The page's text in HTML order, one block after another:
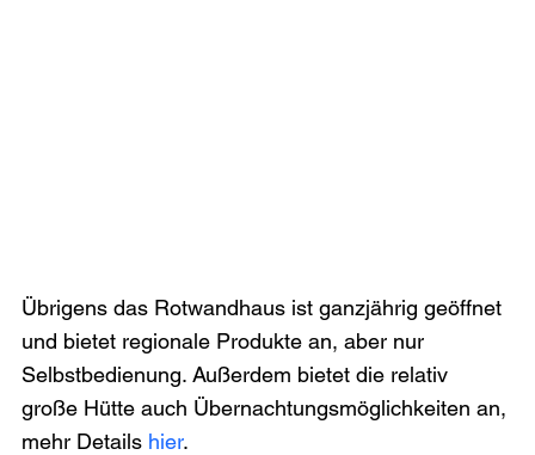
Übrigens das Rotwandhaus ist ganzjährig geöffnet
und bietet regionale Produkte an, aber nur
Selbstbedienung. Außerdem bietet die relativ
große Hütte auch Übernachtungsmöglichkeiten an,
mehr Details hier.